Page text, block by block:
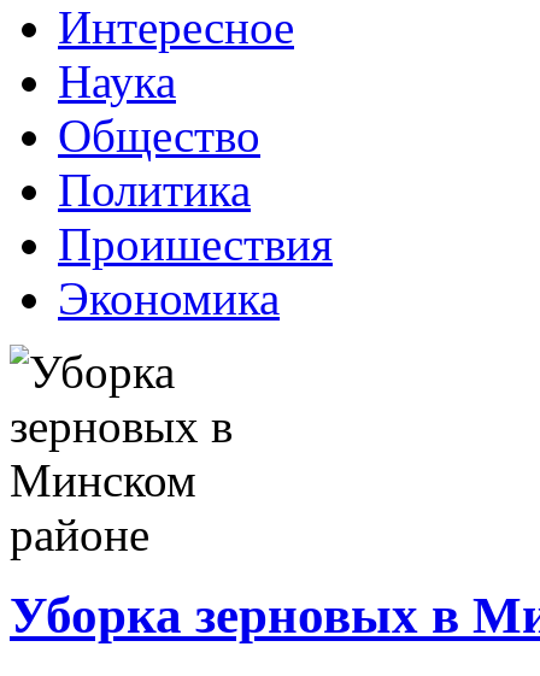
Интересное
Наука
Общество
Политика
Проишествия
Экономика
Уборка зерновых в